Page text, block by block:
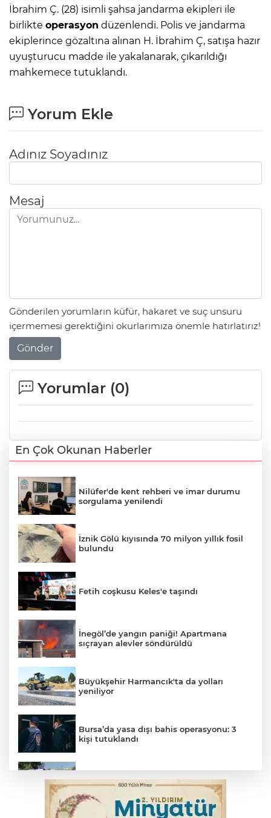
İbrahim Ç. (28) isimli şahsa jandarma ekipleri ile
birlikte operasyon düzenlendi. Polis ve jandarma
ekiplerince gözaltına alınan H. İbrahim Ç, satışa hazır
uyuşturucu madde ile yakalanarak, çıkarıldığı
mahkemece tutuklandı.
Yorum Ekle
Adınız Soyadınız
Mesaj
Gönderilen yorumların küfür, hakaret ve suç unsuru
içermemesi gerektiğini okurlarımıza önemle hatırlatırız!
Gönder
Yorumlar (0)
En Çok Okunan Haberler
Nilüfer'de kent rehberi ve imar durumu
sorgulama yenilendi
İznik Gölü kıyısında 70 milyon yıllık fosil
bulundu
Fetih coşkusu Keles'e taşındı
İnegöl’de yangın paniği! Apartmana
sıçrayan alevler söndürüldü
Büyükşehir Harmancık'ta da yolları
yeniliyor
Bursa’da yasa dışı bahis operasyonu: 3
kişi tutuklandı
operatör yaralandı